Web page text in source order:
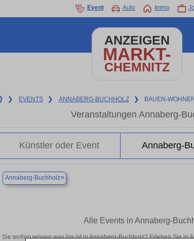
Event Auto Immo
ANZEIGEN
MARKT-
CHEMNITZ
❯ EVENTS ❯ ANNABERG-BUCHHOLZ ❯ BAUEN-WOHNEN
Veranstaltungen Annaberg-
Annaberg-Buchholz×
Alle Events in Annaberg-
Sie wollen wissen was los ist in Annaberg-Buchholz? Erleben Sie in